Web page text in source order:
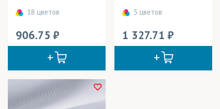
Плакаты
Рулонные шторы
Театральные декорации
Текстильные обои
Флаги интерьерные
Применение в изделиях
Тип товара
18 цветов
906.75
5 цветов
1 327.71